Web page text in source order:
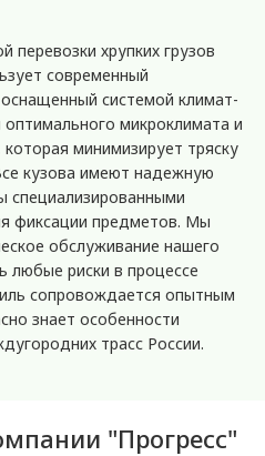
перевозки хрупких грузов
современный
системой климат-
микроклимата и
минимизирует тряску
кузова имеют надежную
специализированными
фиксации предметов. Мы
обслуживание нашего
любые риски в процессе
сопровождается опытным
знает особенности
трасс России.
"Прогресс"